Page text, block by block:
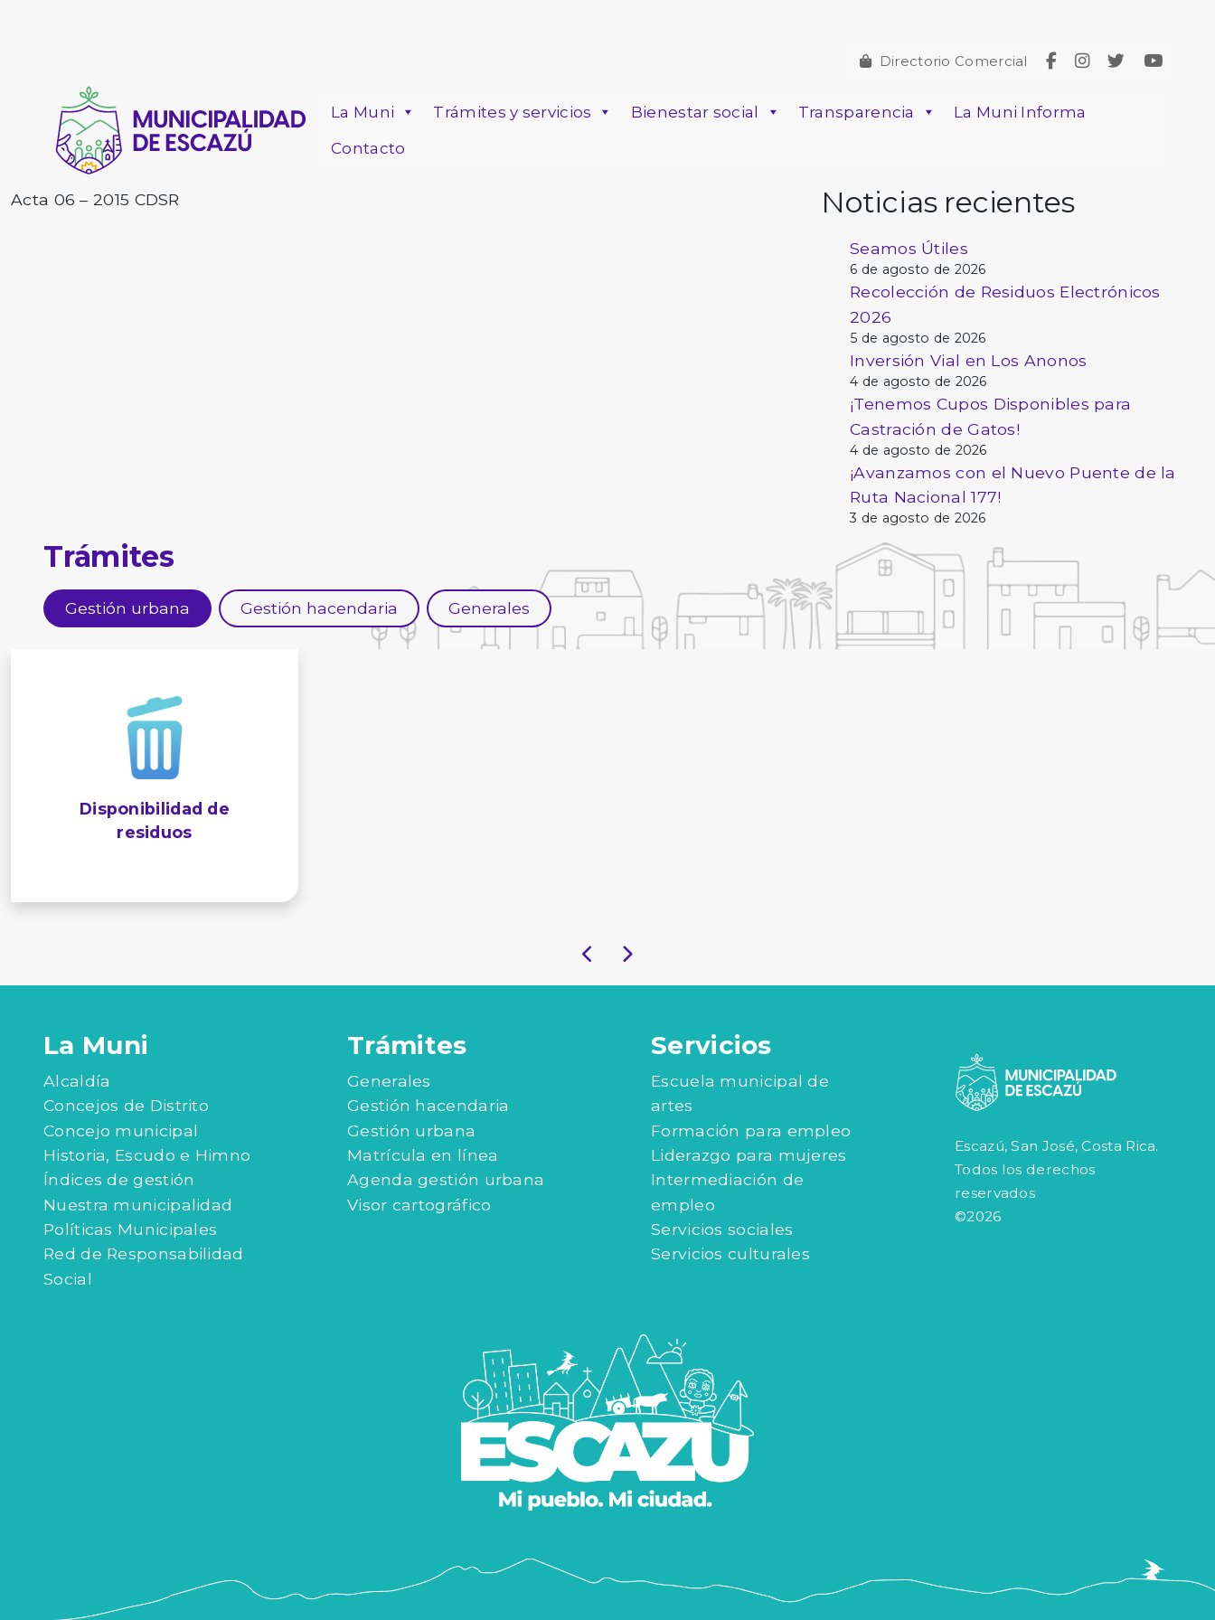
Directorio Comercial
La Muni Trámites y servicios Bienestar social Transparencia
La Muni Informa
Contacto
Acta 06 – 2015 CDSR Noticias recientes
Seamos Útiles
6 de agosto de 2026
Recolección de Residuos Electrónicos
2026
5 de agosto de 2026
Inversión Vial en Los Anonos
4 de agosto de 2026
¡Tenemos Cupos Disponibles para
Castración de Gatos!
4 de agosto de 2026
¡Avanzamos con el Nuevo Puente de la
Ruta Nacional 177!
3 de agosto de 2026
Trámites
Gestión urbana Gestión hacendaria Generales
Disponibilidad de
residuos
La Muni
Alcaldía
Concejos de Distrito
Concejo municipal
Historia, Escudo e Himno
Índices de gestión
Nuestra municipalidad
Políticas Municipales
Red de Responsabilidad
Social
Trámites
Generales
Gestión hacendaria
Gestión urbana
Matrícula en línea
Agenda gestión urbana
Visor cartográfico
Servicios
Escuela municipal de
artes
Formación para empleo
Liderazgo para mujeres
Intermediación de
empleo
Servicios sociales
Servicios culturales
Escazú, San José, Costa Rica.
Todos los derechos
reservados
©2026